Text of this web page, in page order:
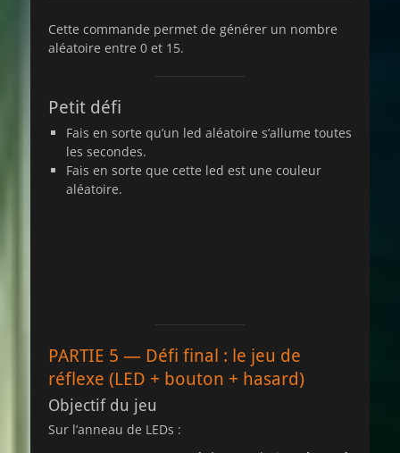
Cette commande permet de générer un nombre
aléatoire entre 0 et 15.
Petit défi
Fais en sorte qu’un led aléatoire s’allume toutes
les secondes.
Fais en sorte que cette led est une couleur
aléatoire.
PARTIE 5 — Défi final : le jeu de
réflexe (LED + bouton + hasard)
Objectif du jeu
Sur l’anneau de LEDs :